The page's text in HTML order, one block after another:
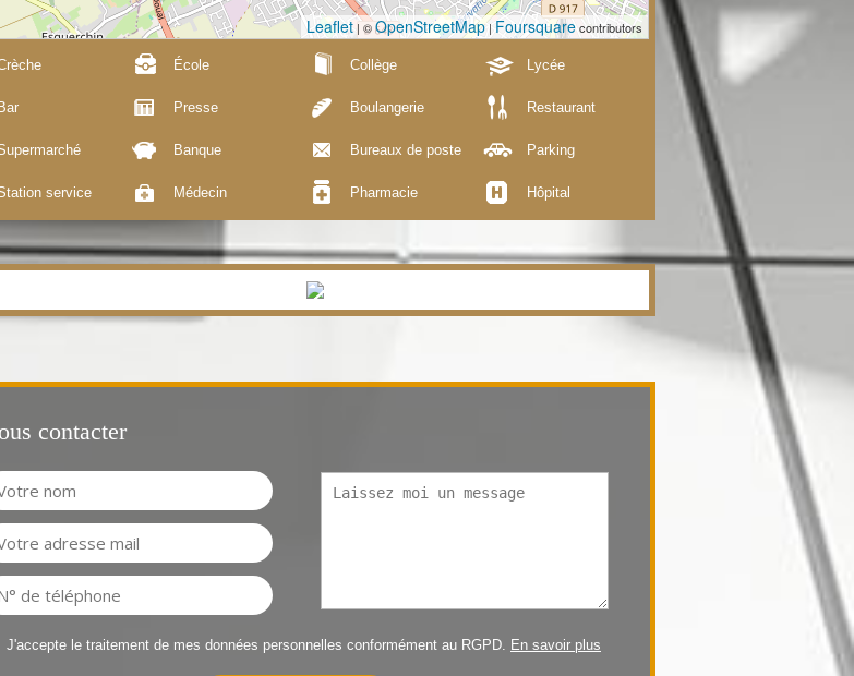
Leaflet | ©OpenStreetMap| Foursquarecontributors
École Collège Lycée
Presse Boulangerie Restaurant
Banque Bureaux de poste Parking
service Médecin Pharmacie Hôpital
contacter
J'accepte le traitement de mes données personnelles conformément au RGPD. En savoir plus